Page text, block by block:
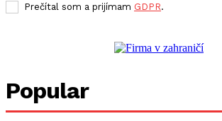
Prečítal som a prijímam GDPR.
Popular